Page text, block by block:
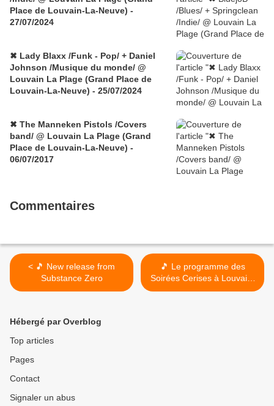
Place de Louvain-La-Neuve) -
27/07/2024
✖ Lady Blaxx /Funk - Pop/ + Daniel
Johnson /Musique du monde/ @
Louvain La Plage (Grand Place de
Louvain-La-Neuve) - 25/07/2024
✖ The Manneken Pistols /Covers
band/ @ Louvain La Plage (Grand
Place de Louvain-La-Neuve) -
06/07/2017
Commentaires
< 🎵 New release from
Substance Zero
🎵 Le programme des
Soirées Cerises à Louvain-
la-Plage >
Hébergé par Overblog
Top articles
Pages
Contact
Signaler un abus